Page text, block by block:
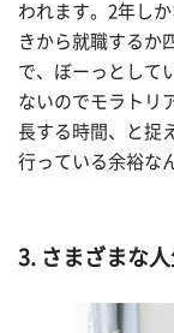
われます。2年し
きから就職するか
で、ぼーっとして
ないのでモラトリ
長する時間、と捉
行っている余裕な
3. さまざまな